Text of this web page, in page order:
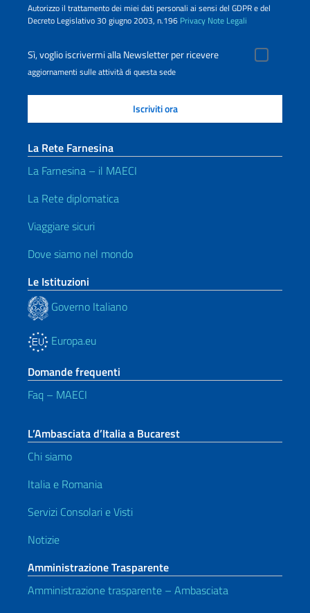
Autorizzo il trattamento dei miei dati personali ai sensi del GDPR e del
Decreto Legislativo 30 giugno 2003, n.196 Privacy Note Legali
Sì, voglio iscrivermi alla Newsletter per ricevere
aggiornamenti sulle attività di questa sede
La Rete Farnesina
La Farnesina – il MAECI
La Rete diplomatica
Viaggiare sicuri
Dove siamo nel mondo
Le Istituzioni
Governo Italiano
Europa.eu
Domande frequenti
Faq – MAECI
L’Ambasciata d’Italia a Bucarest
Chi siamo
Italia e Romania
Servizi Consolari e Visti
Notizie
Amministrazione Trasparente
Amministrazione trasparente – Ambasciata